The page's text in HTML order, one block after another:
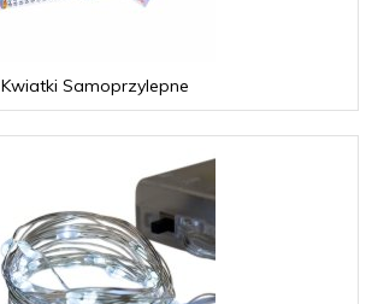
Kwiatki Samoprzylepne